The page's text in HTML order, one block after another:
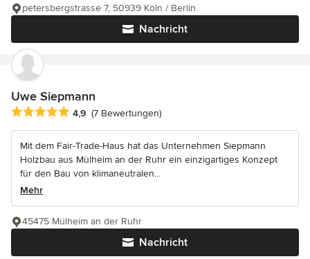
Nachricht
petersbergstrasse 7, 50939 Köln / Berlin
Uwe Siepmann
Durchschnittliche Bewertung: 4.9 von 5 Sternen
4,9 (7 Bewertungen)
Mit dem Fair-Trade-Haus hat das Unternehmen Siepmann
Holzbau aus Mülheim an der Ruhr ein einzigartiges Konzept
für den Bau von klimaneutralen...
Mehr
Nachricht
45475 Mülheim an der Ruhr